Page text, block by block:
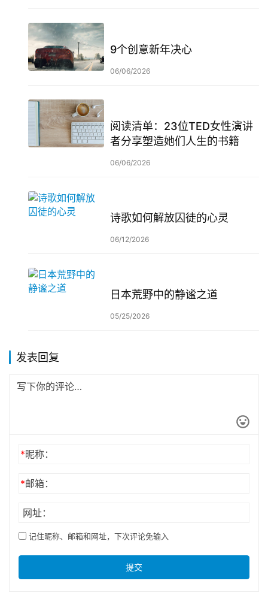
9个创意新年决心
06/06/2026
阅读清单：23位TED女性演讲
者分享塑造她们人生的书籍
06/06/2026
诗歌如何解放囚徒的心灵
06/12/2026
日本荒野中的静谧之道
05/25/2026
发表回复
*昵称：
*邮箱：
网址：
记住昵称、邮箱和网址，下次评论免输入
提交